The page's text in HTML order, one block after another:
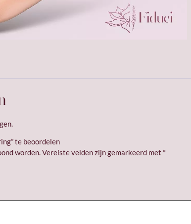
te beoordelen
worden.Vereiste velden zijn gemarkeerd met *